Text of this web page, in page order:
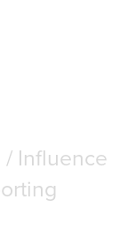
/ Influence